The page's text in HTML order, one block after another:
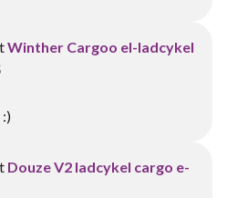
Winther Cargoo el-ladcykel
Douze V2 ladcykel cargo e-